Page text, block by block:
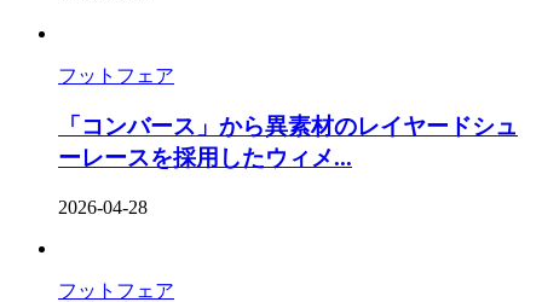
フットフェア
「コンバース」から異素材のレイヤードシュ
ーレースを採用したウィメ...
2026-04-28
フットフェア